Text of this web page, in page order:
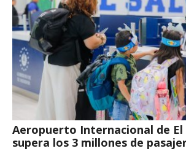
Aeropuerto Internacional de El
supera los 3 millones de